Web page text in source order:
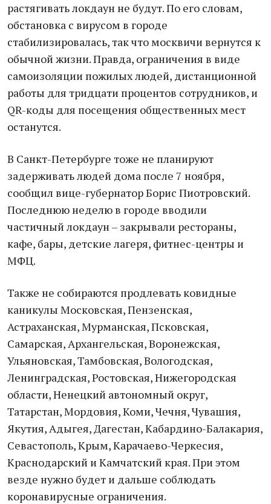
растягивать локдаун не будут. По его словам,
обстановка с вирусом в городе
стабилизировалась, так что москвичи вернутся к
обычной жизни. Правда, ограничения в виде
самоизоляции пожилых людей, дистанционной
работы для тридцати процентов сотрудников, и
QR-коды для посещения общественных мест
останутся.
В Санкт-Петербурге тоже не планируют
задерживать людей дома после 7 ноября,
сообщил вице-губернатор Борис Пиотровский.
Последнюю неделю в городе вводили
частичный локдаун – закрывали рестораны,
кафе, бары, детские лагеря, фитнес-центры и
МФЦ.
Также не собираются продлевать ковидные
каникулы Московская, Пензенская,
Астраханская, Мурманская, Псковская,
Самарская, Архангельская, Воронежская,
Ульяновская, Тамбовская, Вологодская,
Ленинградская, Ростовская, Нижегородская
области, Ненецкий автономный округ,
Татарстан, Мордовия, Коми, Чечня, Чувашия,
Якутия, Адыгея, Дагестан, Кабардино-Балакария,
Севастополь, Крым, Карачаево-Черкесия,
Краснодарский и Камчатский края. При этом
везде нужно будет и дальше соблюдать
коронавирусные ограничения.